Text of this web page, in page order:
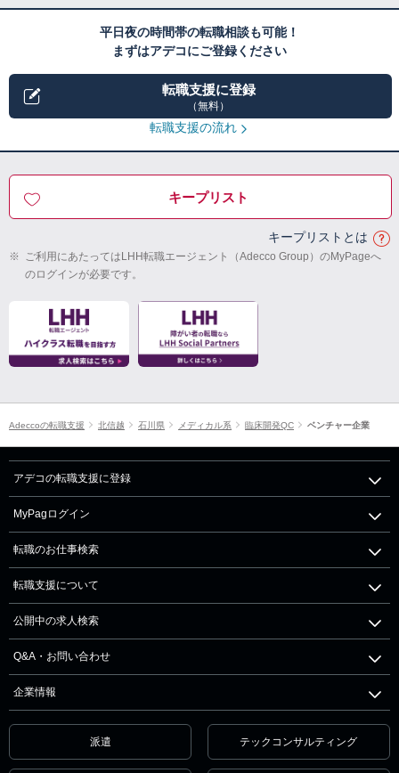
平日夜の時間帯の転職相談も可能！
まずはアデコにご登録ください
転職支援に登録
（無料）
転職支援の流れ
キープリスト
キープリストとは
※ ご利用にあたってはLHH転職エージェント（Adecco Group）のMyPageへ
のログインが必要です。
Adeccoの転職支援 北信越 石川県 メディカル系 臨床開発QC ベンチャー企業
アデコの転職支援に登録
MyPagログイン
転職のお仕事検索
転職支援について
公開中の求人検索
Q&A・お問い合わせ
企業情報
派遣 テックコンサルティング